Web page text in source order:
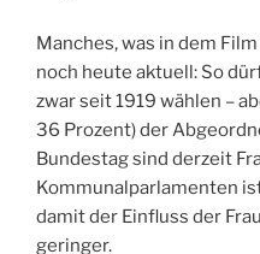
Manches, was in dem
noch heute aktuell: So
zwar seit 1919 wählen –
36 Prozent) der
Bundestag sind derzeit
Kommunalparlamenten
damit der Einfluss der
geringer.